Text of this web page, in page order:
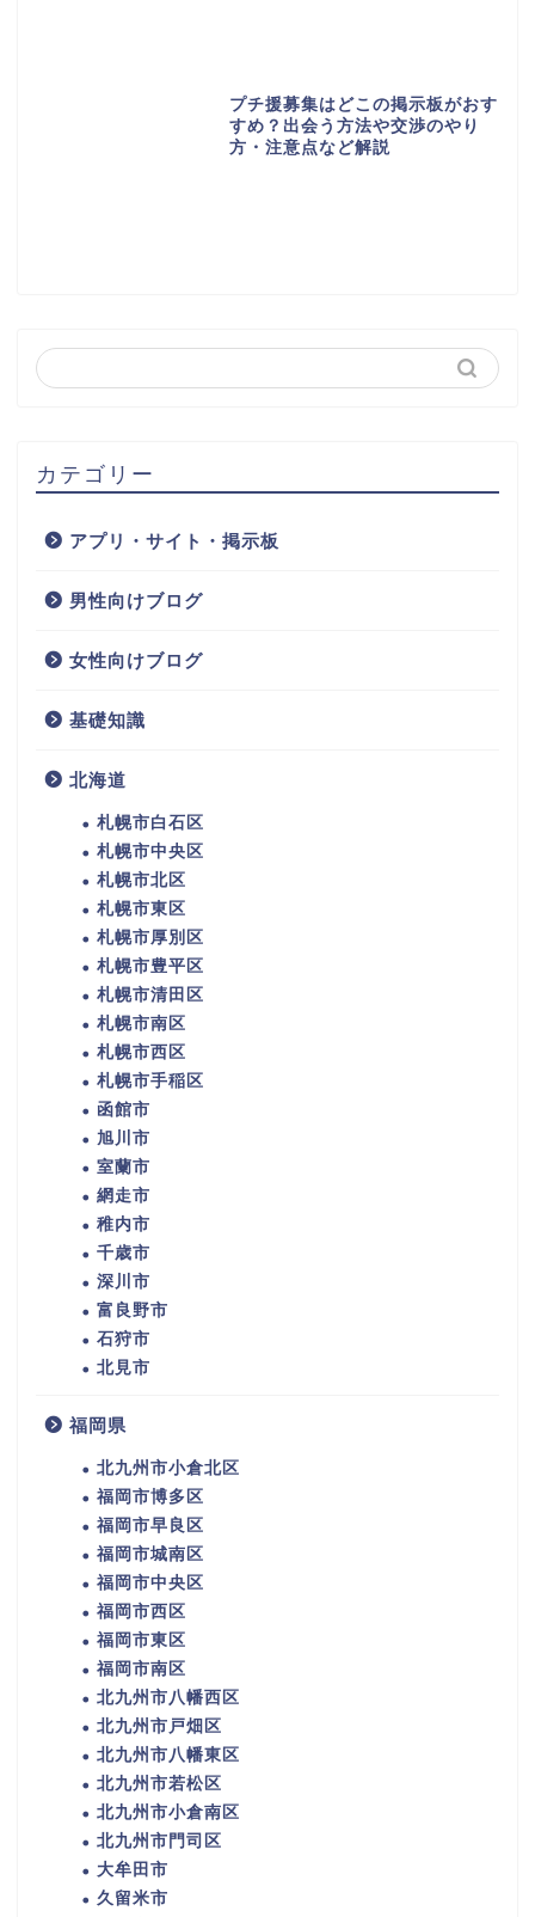
プチ援募集はどこの掲示板がおす
すめ？出会う方法や交渉のやり
方・注意点など解説
カテゴリー
アプリ・サイト・掲示板
男性向けブログ
女性向けブログ
基礎知識
北海道
札幌市白石区
札幌市中央区
札幌市北区
札幌市東区
札幌市厚別区
札幌市豊平区
札幌市清田区
札幌市南区
札幌市西区
札幌市手稲区
函館市
旭川市
室蘭市
網走市
稚内市
千歳市
深川市
富良野市
石狩市
北見市
福岡県
北九州市小倉北区
福岡市博多区
福岡市早良区
福岡市城南区
福岡市中央区
福岡市西区
福岡市東区
福岡市南区
北九州市八幡西区
北九州市戸畑区
北九州市八幡東区
北九州市若松区
北九州市小倉南区
北九州市門司区
大牟田市
久留米市